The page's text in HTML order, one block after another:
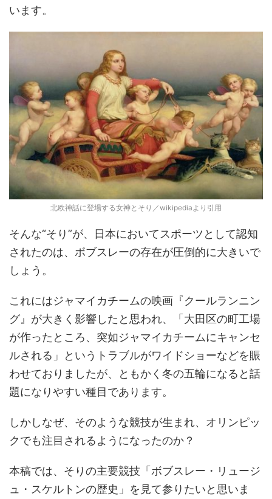
います。
北欧神話に登場する女神とそり／wikipediaより引用
そんな“そり”が、日本においてスポーツとして認知
されたのは、ボブスレーの存在が圧倒的に大きいで
しょう。
これにはジャマイカチームの映画『クールランニン
グ』が大きく影響したと思われ、「大田区の町工場
が作ったところ、突如ジャマイカチームにキャンセ
ルされる」というトラブルがワイドショーなどを賑
わせておりましたが、ともかく冬の五輪になると話
題になりやすい種目であります。
しかしなぜ、そのような競技が生まれ、オリンピッ
クでも注目されるようになったのか？
本稿では、そりの主要競技「ボブスレー・リュージ
ュ・スケルトンの歴史」を見て参りたいと思いま